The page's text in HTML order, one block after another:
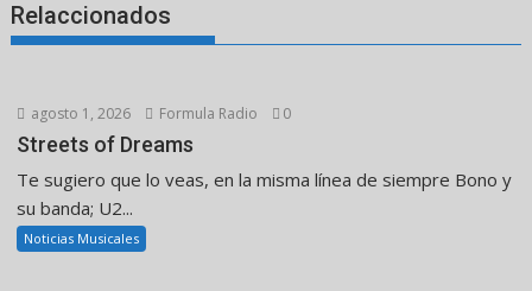
Relaccionados
agosto 1, 2026 Formula Radio 0
Streets of Dreams
Te sugiero que lo veas, en la misma línea de siempre Bono y
su banda; U2...
Noticias Musicales